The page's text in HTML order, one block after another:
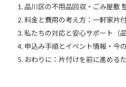
品川区の不用品回収・ごみ屋敷
料金と費用の考え方：一軒家片
私たちの対応と安心サポート（
申込み手順とイベント情報・今
おわりに：片付けを前に進める